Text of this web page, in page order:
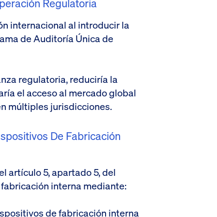
Regulatoria
internacional al introducir la
de Auditoría Única de
regulatoria, reduciría la
el acceso al mercado global
múltiples jurisdicciones.
De Fabricación
artículo 5, apartado 5, del
interna mediante:
de fabricación interna